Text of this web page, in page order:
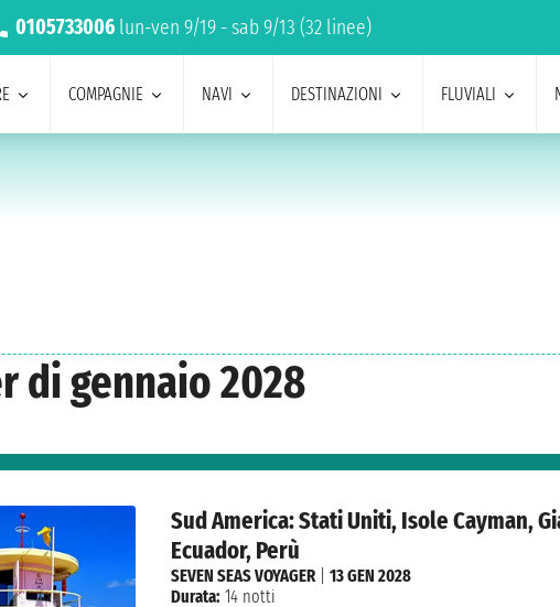
0105733006 lun-ven 9/19 - sab 9/13 (32 linee)
COMPAGNIE NAVI DESTINAZIONI FLUVIALI
di gennaio 2028
Sud America: Stati Uniti, Isole Cayman,
Ecuador, Perù
SEVEN SEAS VOYAGER|13 GEN 2028
Durata: 14 notti